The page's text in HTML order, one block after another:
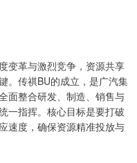
革与激烈竞争，资源共享
。传祺BU的成立，是广汽集
面整合研发、制造、销售与
一指挥。核心目标是要打破
速度，确保资源精准投放与